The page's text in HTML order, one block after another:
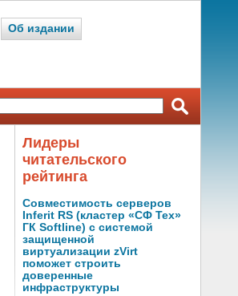
Об издании
Лидеры
читательского
рейтинга
Совместимость серверов
Inferit RS (кластер «СФ Тех»
ГК Softline) с системой
защищенной
виртуализации zVirt
поможет строить
доверенные
инфраструктуры